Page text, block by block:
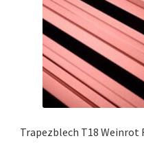
Trapezblech T18 Weinrot